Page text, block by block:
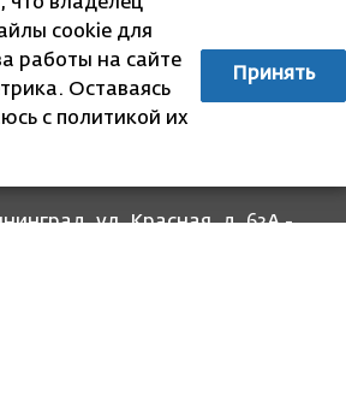
ул. Красная, д. 63А -
cookie для
работы на сайте
Оставаясь
с политикой их
Принять